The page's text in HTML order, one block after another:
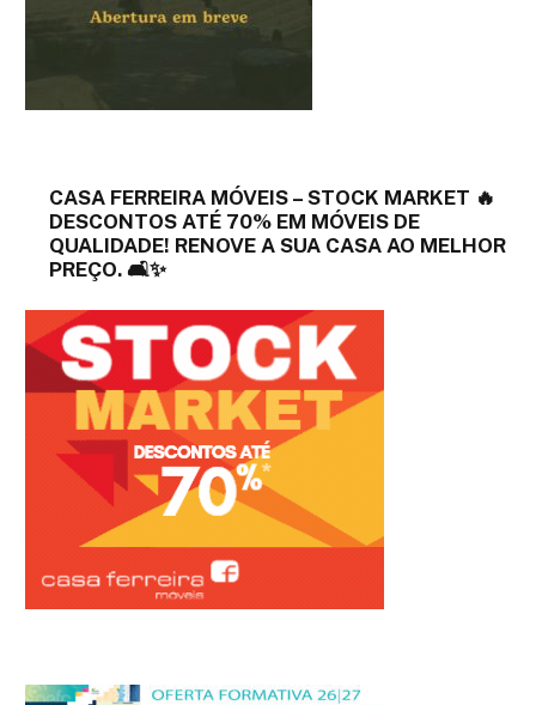
CASA FERREIRA MÓVEIS – STOCK MARKET 🔥
DESCONTOS ATÉ 70% EM MÓVEIS DE
QUALIDADE! RENOVE A SUA CASA AO MELHOR
PREÇO. 🛋️✨